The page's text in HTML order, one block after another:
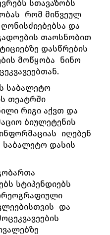
სთავაზობს
რომ მიწვეულ
და
თაოსნობით
დასწრების
მოწყობა ნინო
საბალეტო
თეატრში
რიგი აქვთ და
ბიულეტენის
იღებენ
საბალეტო დასის
სტიპენდიებს
და